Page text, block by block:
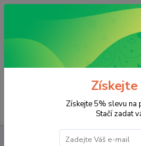
Povlak na polštářek 40x40 cm
Získejte 5% slevu na
Stačí zadat